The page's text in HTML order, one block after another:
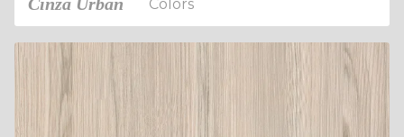
Colors